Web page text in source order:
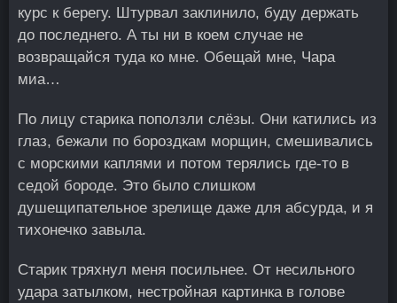
курс к берегу. Штурвал заклинило, буду держать
до последнего. А ты ни в коем случае не
возвращайся туда ко мне. Обещай мне, Чара
миа…
По лицу старика поползли слёзы. Они катились из
глаз, бежали по бороздкам морщин, смешивались
с морскими каплями и потом терялись где-то в
седой бороде. Это было слишком
душещипательное зрелище даже для абсурда, и я
тихонечко завыла.
Старик тряхнул меня посильнее. От несильного
удара затылком, нестройная картинка в голове